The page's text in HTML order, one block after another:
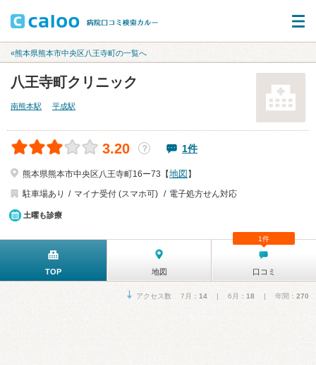
«熊本県熊本市中央区八王寺町の一覧へ
八王寺町クリニック
南熊本駅 平成駅
3.20 ？ 1件
熊本県熊本市中央区八王寺町16ー73【地図 】
駐車場あり
マイナ受付 (スマホ可) 電子処方せん対応
土曜も診療
TOP 地図 口コミ
1件
アクセス数 7月： 14 | 6月： 18 | 年間： 270